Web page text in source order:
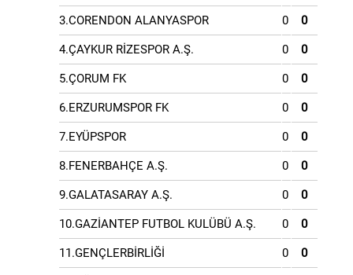
3.CORENDON ALANYASPOR 0 0
4.ÇAYKUR RİZESPOR A.Ş. 0 0
5.ÇORUM FK 0 0
6.ERZURUMSPOR FK 0 0
7.EYÜPSPOR 0 0
8.FENERBAHÇE A.Ş. 0 0
9.GALATASARAY A.Ş. 0 0
10.GAZİANTEP FUTBOL KULÜBÜ A.Ş. 0 0
11.GENÇLERBİRLİĞİ 0 0